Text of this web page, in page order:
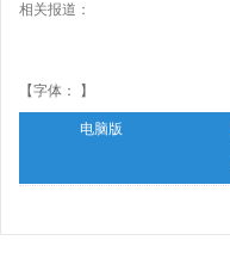
相关报道：
【字体： 】
电脑版